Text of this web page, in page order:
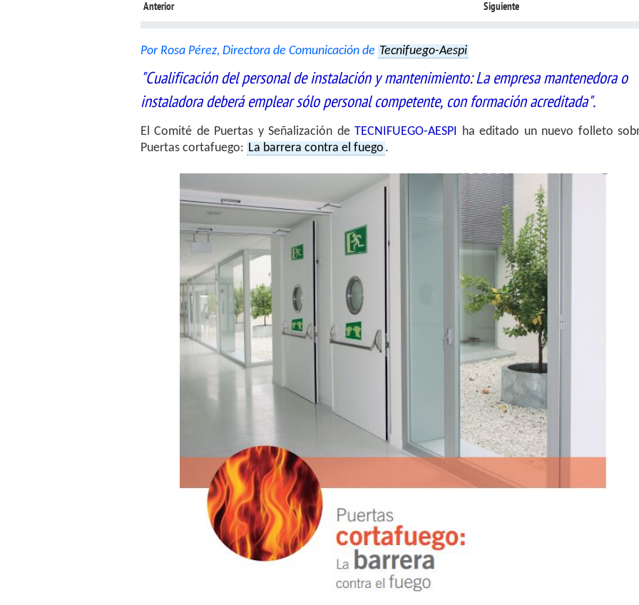
Anterior Siguiente
Por Rosa Pérez, Directora de Comunicación de Tecnifuego-Aespi
"Cualificación del personal de instalación y mantenimiento: La empresa mantenedora o
instaladora deberá emplear sólo personal competente, con formación acreditada".
El Comité de Puertas y Señalización deTECNIFUEGO-AESPI ha editado un nuevo folleto
Puertas cortafuego: La barrera contra el fuego .